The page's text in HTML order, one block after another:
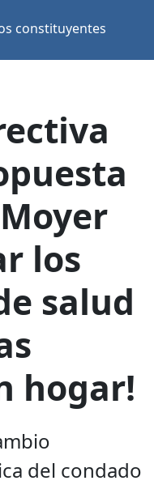
constituyentes
los
salud
hogar!
del condado